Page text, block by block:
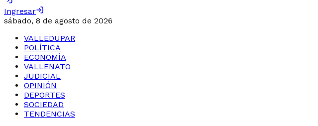
Ingresar
sábado, 8 de agosto de 2026
VALLEDUPAR
POLÍTICA
ECONOMÍA
VALLENATO
JUDICIAL
OPINIÓN
DEPORTES
SOCIEDAD
TENDENCIAS